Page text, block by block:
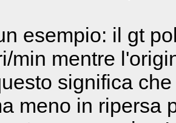
esempio: il gt
min mentre
significa
meno in ripersa